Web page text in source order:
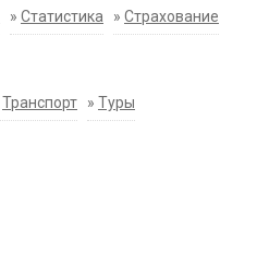
» Статистика » Страхование
Транспорт » Туры